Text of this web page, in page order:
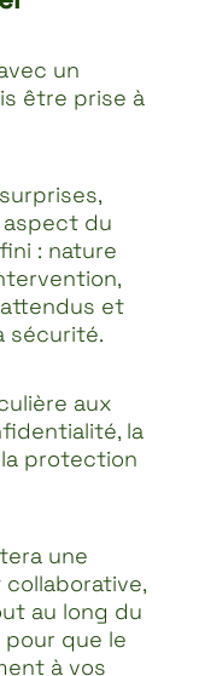
un
être prise à
du
: nature
et
sécurité.
aux
la
protection
une
au long du
que le
à vos